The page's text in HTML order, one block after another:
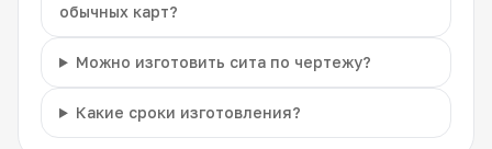
обычных карт?
Можно изготовить сита по чертежу?
Какие сроки изготовления?